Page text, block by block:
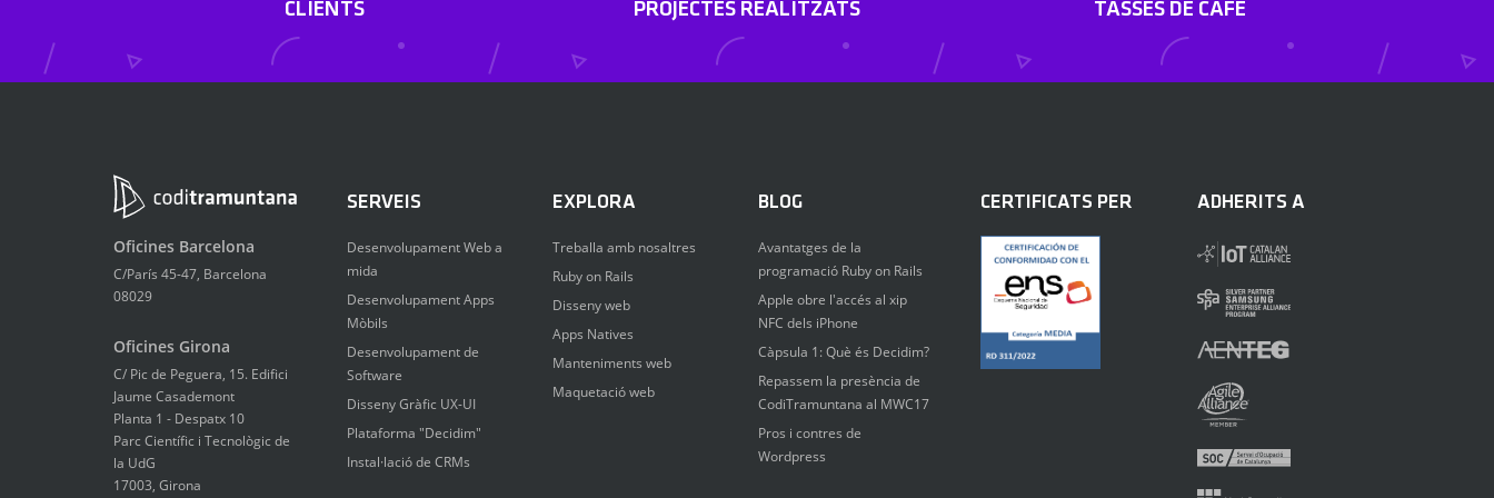
CLIENTS PROJECTES REALITZATS TASSES DE CAFÈ
Oficines Barcelona
C/París 45-47, Barcelona
08029
Oficines Girona
C/ Pic de Peguera, 15. Edifici
Jaume Casademont
Planta 1 - Despatx 10
Parc Científic i Tecnològic de
la UdG
17003, Girona
SERVEIS
Desenvolupament Web a
mida
Desenvolupament Apps
Mòbils
Desenvolupament de
Software
Disseny Gràfic UX-UI
Plataforma "Decidim"
Instal·lació de CRMs
EXPLORA
Treballa amb nosaltres
Ruby on Rails
Disseny web
Apps Natives
Manteniments web
Maquetació web
BLOG
Avantatges de la
programació Ruby on Rails
Apple obre l'accés al xip
NFC dels iPhone
Càpsula 1: Què és Decidim?
Repassem la presència de
CodiTramuntana al MWC17
Pros i contres de
Wordpress
CERTIFICATS PER ADHERITS A